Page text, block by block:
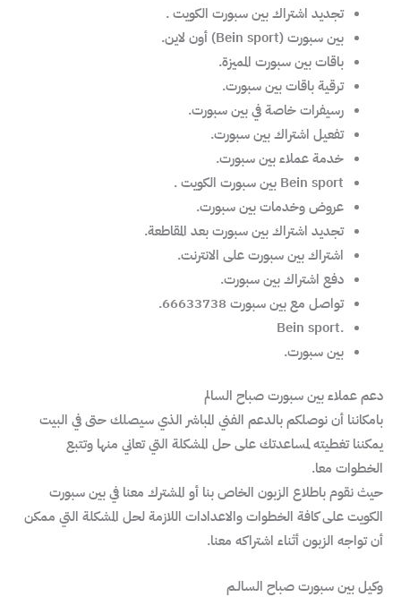
تجديد اشتراك بين سبورت الكويت .
بين سبورت (Bein sport) أون لاين.
باقات بين سبورت المميزة.
ترقية باقات بين سبورت.
رسيفرات خاصة في بين سبورت.
تفعيل اشتراك بين سبورت.
خدمة عملاء بين سبورت.
Bein sport بين سبورت الكويت .
عروض وخدمات بين سبورت.
تجديد اشتراك بين سبورت بعد المقاطعة.
اشتراك بين سبورت على الانترنت.
دفع اشتراك بين سبورت.
تواصل مع بين سبورت 66633738.
.Bein sport
بين سبورت.
دعم عملاء بين سبورت صباح السالم
بامكاننا أن نوصلكم بالدعم الفني المباشر الذي سيصلك حتى في البيت
يمكننا تغطيته لمساعدتك على حل المشكلة التي تعاني منها وتتبع
الخطوات معا.
حيث نقوم باطلاع الزبون الخاص بنا أو المشترك معنا في بين سبورت
الكويت على كافة الخطوات والاعدادات اللازمة لحل المشكلة التي ممكن
أن تواجه الزبون أثناء اشتراكه معنا.
وكيل بين سبورت صباح السالـم